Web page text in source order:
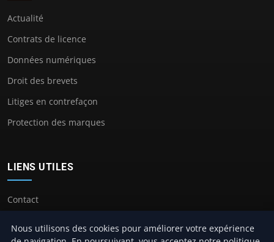
Actualité
Contrats de licence
Données numériques
Droit des brevets
Litiges en contrefaçon
Protection des marques
LIENS UTILES
Contact
Nous utilisons des cookies pour améliorer votre expérience